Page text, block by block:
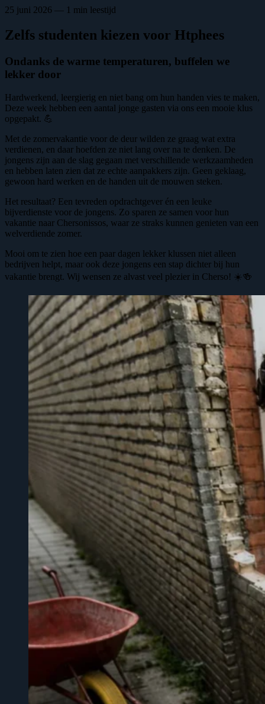
25 juni 2026 — 1 min leestijd
Zelfs studenten kiezen voor Htphees
Ondanks de warme temperaturen, buffelen we
lekker door
Hardwerkend, leergierig en niet bang om hun handen vies te maken,
Deze week hebben een aantal jonge gasten via ons een mooie klus
opgepakt. 💪
Met de zomervakantie voor de deur wilden ze graag wat extra
verdienen, en daar hoefden ze niet lang over na te denken. De
jongens zijn aan de slag gegaan met verschillende werkzaamheden
en hebben laten zien dat ze echte aanpakkers zijn. Geen geklaag,
gewoon hard werken en de handen uit de mouwen steken.
Het resultaat? Een tevreden opdrachtgever én een leuke
bijverdienste voor de jongens. Zo sparen ze samen voor hun
vakantie naar Chersonissos, waar ze straks kunnen genieten van een
welverdiende zomer.
Mooi om te zien hoe een paar dagen lekker klussen niet alleen
bedrijven helpt, maar ook deze jongens een stap dichter bij hun
vakantie brengt. Wij wensen ze alvast veel plezier in Cherso! ☀️🍻